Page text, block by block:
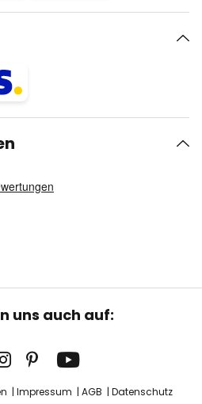
uns auch auf:
Impressum AGB Datenschutz